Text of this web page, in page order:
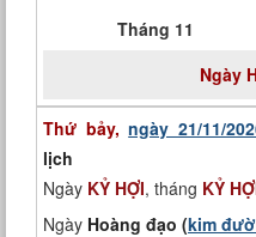
Tháng 11
Ngày
Thứ bảy,ngày 21/11/
lịch
Ngày KỶ HỢI, tháng KỶ
Ngày Hoàng đạo (kim